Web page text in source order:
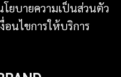
โยบายความเป็นส่วนตัว
งื่อนไขการให้บริการ